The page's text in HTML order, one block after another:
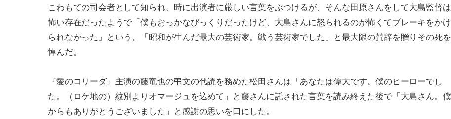
こわもての司会者として知られ、時に出演者に厳しい言葉をぶつけるが、そんな田原さんをして大島監督は
怖い存在だったようで「僕もおっかなびっくりだったけど、大島さんに怒られるのが怖くてブレーキをかけ
られなかった」という。「昭和が生んだ最大の芸術家。戦う芸術家でした」と最大限の賛辞を贈りその死を
悼んだ。
『愛のコリーダ』主演の藤竜也の弔文の代読を務めた松田さんは「あなたは偉大です。僕のヒーローでし
た。（ロケ地の）紋別よりオマージュを込めて」と藤さんに託された言葉を読み終えた後で「大島さん。僕
からもありがとうございました」と感謝の思いを口にした。